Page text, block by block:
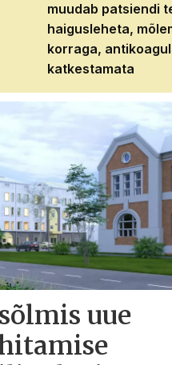
muudab patsiendi
haigusleheta,
korraga,
katkestamata
uue